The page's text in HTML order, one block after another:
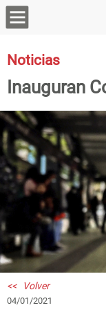
Noticias
Inauguran
<< Volver
04/01/2021